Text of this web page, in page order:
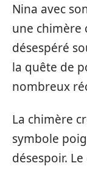
Nina avec
une chimère
désespéré
la quête de
nombreux
La chimère
symbole
désespoir.